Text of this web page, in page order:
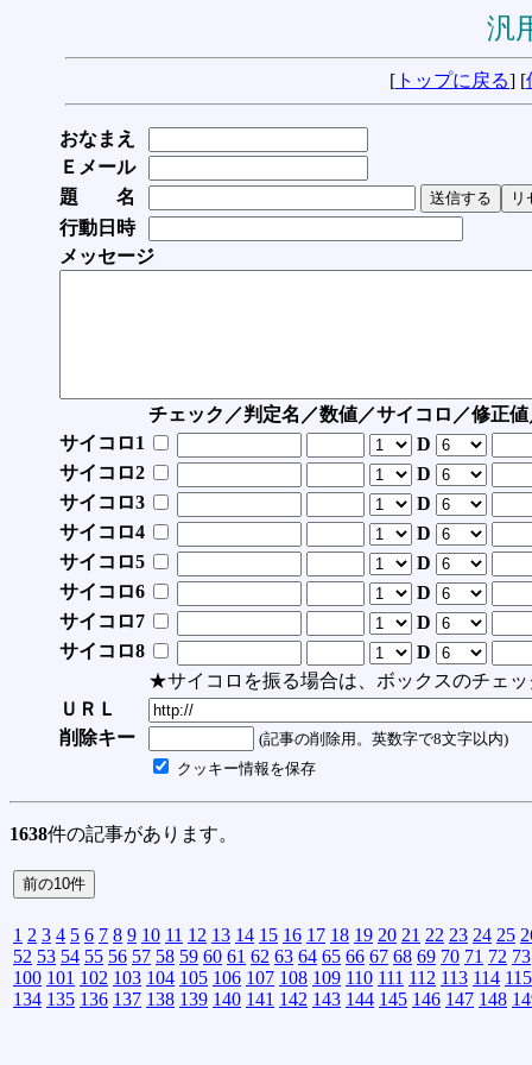
汎
[ トップに戻る] [
おなまえ
Ｅメール
題 名
行動日時
メッセージ
チェック／判定名／数値／サイコロ／修正
サイコロ1
D
サイコロ2
D
サイコロ3
D
サイコロ4
D
サイコロ5
D
サイコロ6
D
サイコロ7
D
サイコロ8
D
★サイコロを振る場合は、ボックスのチェッ
ＵＲＬ
削除キー
(記事の削除用。英数字で8文字以内)
クッキー情報を保存
1638件の記事があります。
1 2 3 4 5 6 7 8 9 10 11 12 13 14 15 16 17 18 19 20 21 22 23 24 25
52 53 54 55 56 57 58 59 60 61 62 63 64 65 66 67 68 69 70 71 72 73
100 101 102 103 104 105 106 107 108 109 110 111 112 113 114 115
134 135 136 137 138 139 140 141 142 143 144 145 146 147 148